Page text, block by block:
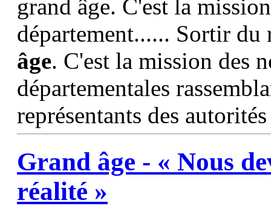
grand âge. C'est la
département...... Sortir
âge. C'est la mission des
départementales
représentants des
Grand âge - « Nous
réalité »